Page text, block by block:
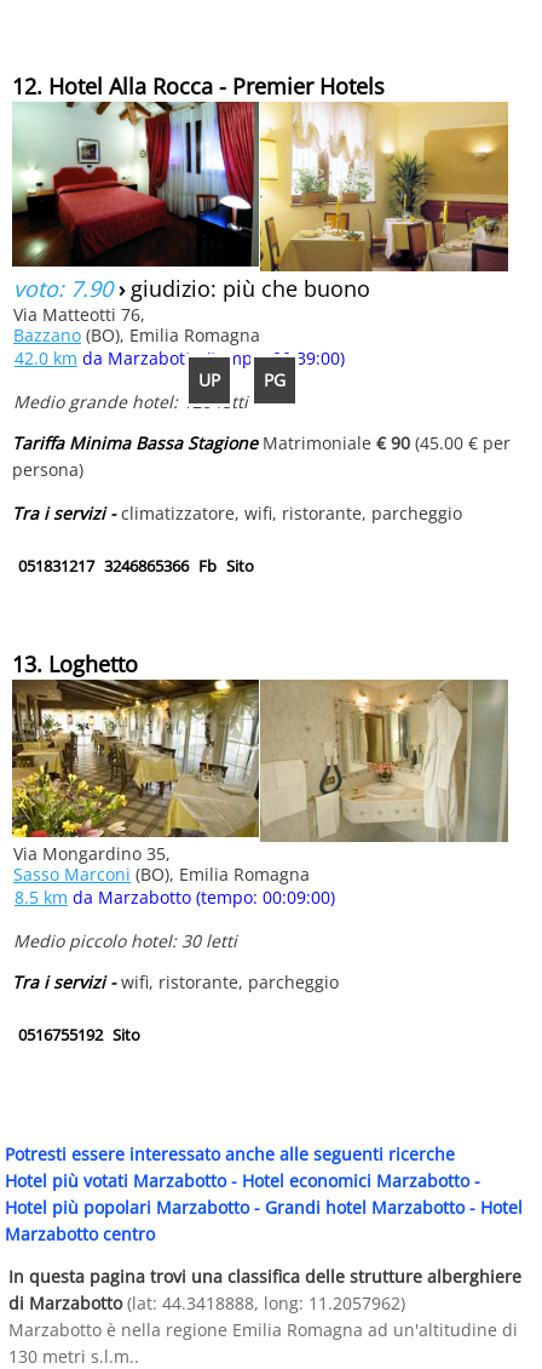
UP PG
12. Hotel Alla Rocca - Premier Hotels
voto: 7.90› giudizio: più che buono
Via Matteotti 76,
Bazzano (BO), Emilia Romagna
42.0 km da Marzabotto (tempo: 00:39:00)
Medio grande hotel: 120 letti
Tariffa Minima Bassa StagioneMatrimoniale € 90 (45.00 € per
persona)
Tra i servizi -climatizzatore, wifi, ristorante, parcheggio
051831217 3246865366 Fb Sito
13. Loghetto
Via Mongardino 35,
Sasso Marconi (BO), Emilia Romagna
8.5 km da Marzabotto (tempo: 00:09:00)
Medio piccolo hotel: 30 letti
Tra i servizi -wifi, ristorante, parcheggio
0516755192 Sito
Potresti essere interessato anche alle seguenti ricerche
Hotel più votati Marzabotto- Hotel economici Marzabotto-
Hotel più popolari Marzabotto- Grandi hotel Marzabotto- Hotel
Marzabotto centro
In questa pagina trovi una classifica delle strutture alberghiere
di Marzabotto(lat: 44.3418888, long: 11.2057962)
Marzabotto è nella regione Emilia Romagna ad un'altitudine di
130 metri s.l.m..